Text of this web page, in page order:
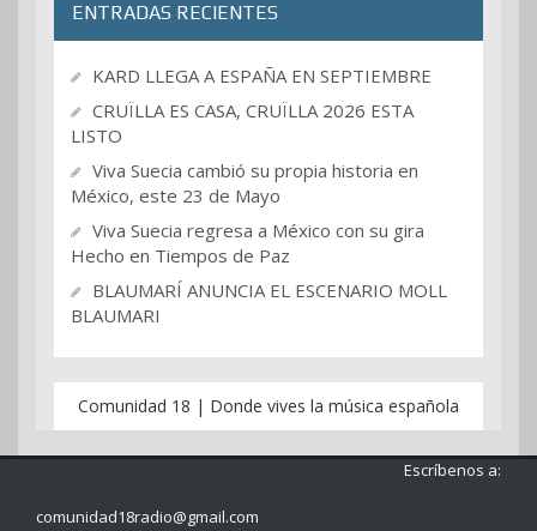
ENTRADAS RECIENTES
KARD LLEGA A ESPAÑA EN SEPTIEMBRE
CRUÏLLA ES CASA, CRUÏLLA 2026 ESTA
LISTO
Viva Suecia cambió su propia historia en
México, este 23 de Mayo
Viva Suecia regresa a México con su gira
Hecho en Tiempos de Paz
BLAUMARÍ ANUNCIA EL ESCENARIO MOLL
BLAUMARI
Comunidad 18 | Donde vives la música española
Escríbenos a:
comunidad18radio@gmail.com